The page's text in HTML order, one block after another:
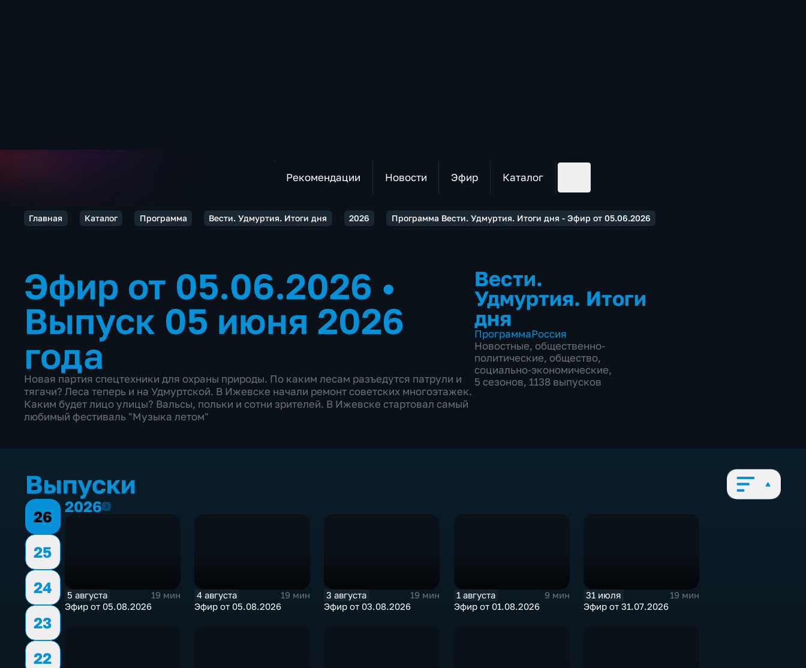
Рекомендации Новости Эфир Каталог
Главная Каталог Программа Вести. Удмуртия. Итоги дня 2026 Программа Вести. Удмуртия. Итоги дня - Эфир от 05.06.2026
Эфир от 05.06.2026 •
Выпуск 05 июня 2026
года
Новая партия спецтехники для охраны природы. По каким лесам разъедутся патрули и
тягачи? Леса теперь и на Удмуртской. В Ижевске начали ремонт советских многоэтажек.
Каким будет лицо улицы? Вальсы, польки и сотни зрителей. В Ижевске стартовал самый
любимый фестиваль "Музыка летом"
Вести.
Удмуртия. Итоги
дня
ПрограммаРоссия
Новостные, общественно-
политические, общество,
социально-экономические,
5 сезонов, 1138 выпусков
Выпуски
26
25
24
23
22
20262026
5 августа
19 мин
Эфир от 05.08.2026
4 августа
19 мин
Эфир от 05.08.2026
3 августа
19 мин
Эфир от 03.08.2026
1 августа
9 мин
Эфир от 01.08.2026
31 июля
19 мин
Эфир от 31.07.2026